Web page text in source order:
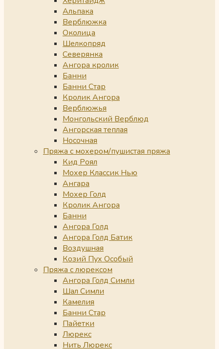
Альпака
Верблюжка
Околица
Шелкопряд
Северянка
Ангора кролик
Банни
Банни Стар
Кролик Ангора
Верблюжья
Монгольский Верблюд
Ангорская теплая
Носочная
Пряжа с мохером/пушистая пряжа
Кид Роял
Мохер Классик Нью
Ангара
Мохер Голд
Кролик Ангора
Банни
Ангора Голд
Ангора Голд Батик
Воздушная
Козий Пух Особый
Пряжа с люрексом
Ангора Голд Симли
Шал Симли
Камелия
Банни Стар
Пайетки
Люрекс
Нить Люрекс